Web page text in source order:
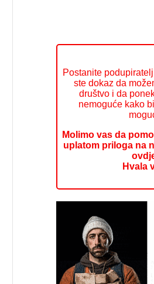
Postanite
ste dokaz da
društvo i da
nemoguće kako
Molimo vas da
uplatom priloga na
Hvala